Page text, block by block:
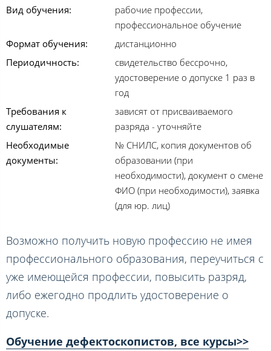
Вид обучения:
рабочие профессии,
профессиональное обучение
Формат обучения:
дистанционно
Периодичность:
свидетельство бессрочно,
удостоверение о допуске 1 раз в
год
Требования к
слушателям:
зависят от присваиваемого
разряда - уточняйте
Необходимые
документы:
№ СНИЛС, копия документов об
образовании (при
необходимости), документ о смене
ФИО (при необходимости), заявка
(для юр. лиц)
Возможно получить новую профессию не имея
профессионального образования, переучиться с
уже имеющейся профессии, повысить разряд,
либо ежегодно продлить удостоверение о
допуске.
Обучение дефектоскопистов, все курсы>>